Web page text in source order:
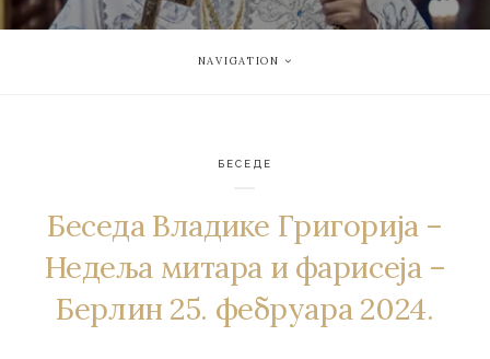
NAVIGATION
БЕСЕДЕ
Беседа Владике Григорија –
Недеља митара и фарисеја –
Берлин 25. фебруара 2024.